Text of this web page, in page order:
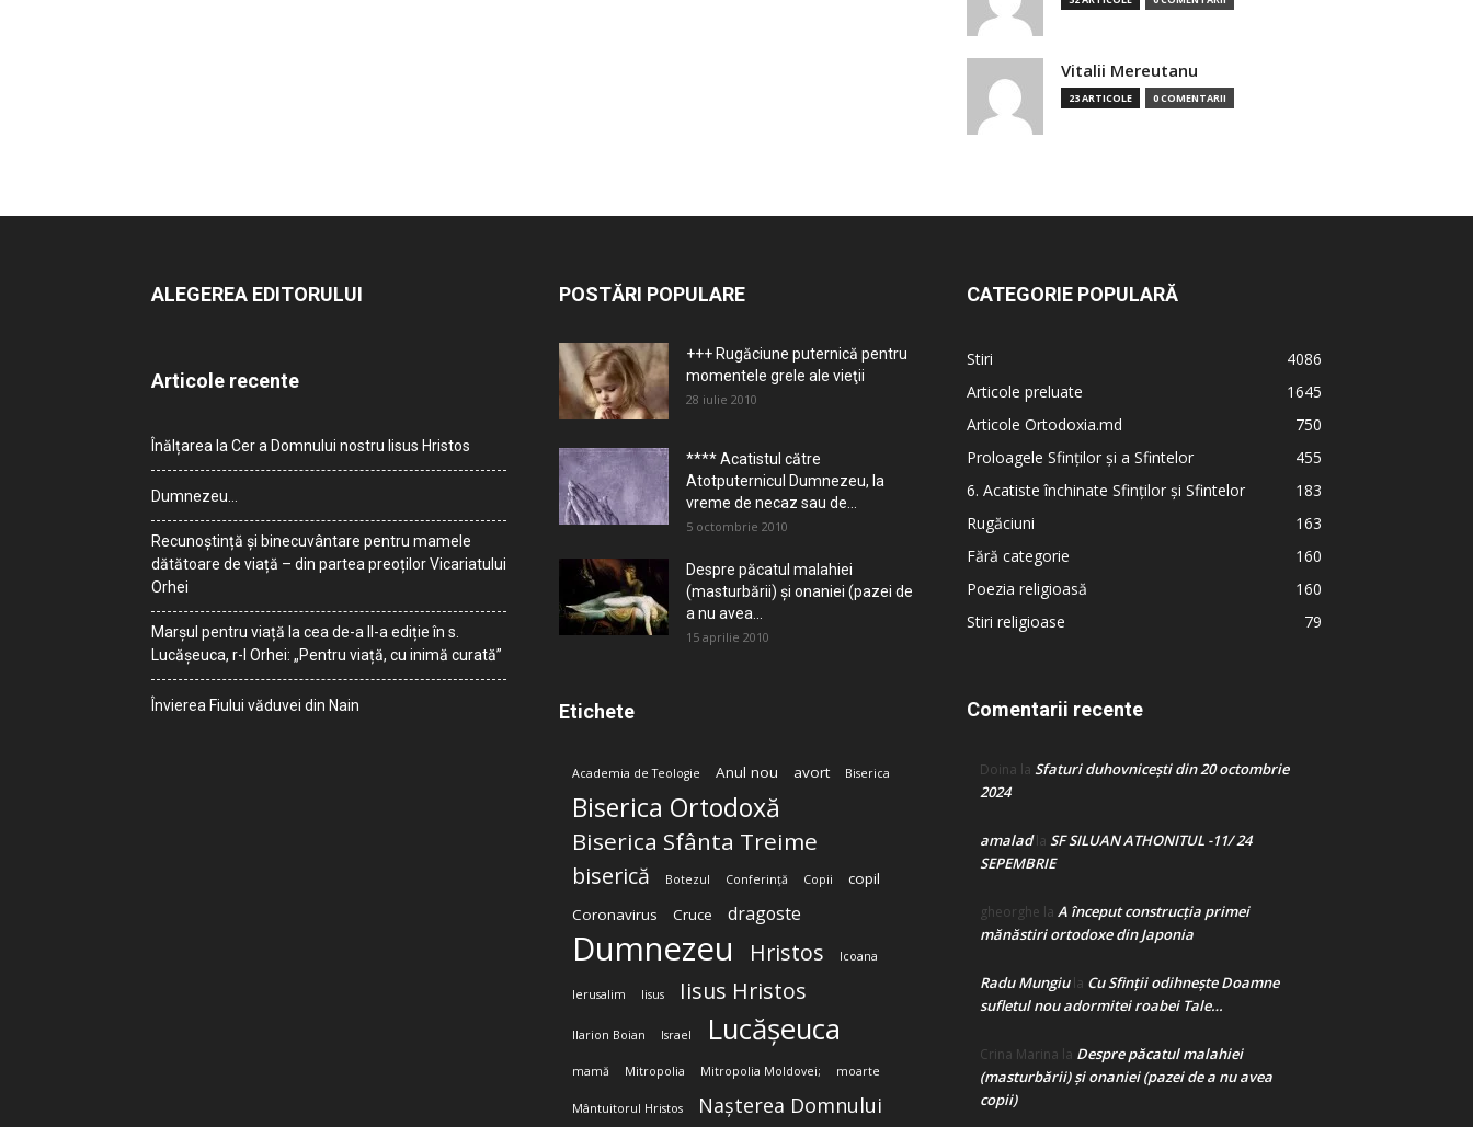
Vitalii Mereutanu
23 ARTICOLE 0 COMENTARII
ALEGEREA EDITORULUI
Articole recente
Înălțarea la Cer a Domnului nostru Iisus Hristos
Dumnezeu…
Recunoștință și binecuvântare pentru mamele
dătătoare de viață – din partea preoților Vicariatului
Orhei
Marșul pentru viață la cea de-a II-a ediție în s.
Lucășeuca, r-l Orhei: „Pentru viață, cu inimă curată”
Învierea Fiului văduvei din Nain
POSTĂRI POPULARE
+++ Rugăciune puternică pentru
momentele grele ale vieţii
28 iulie 2010
**** Acatistul către
Atotputernicul Dumnezeu, la
vreme de necaz sau de...
5 octombrie 2010
Despre păcatul malahiei
(masturbării) şi onaniei (pazei de
a nu avea...
15 aprilie 2010
Etichete
Academia de Teologie Anul nou avort Biserica
Biserica Ortodoxă
Biserica Sfânta Treime
biserică Botezul Conferință Copii
copil
Coronavirus
Cruce dragoste
Dumnezeu Hristos Icoana
Ierusalim Iisus Iisus Hristos
Ilarion Boian Israel Lucășeuca
mamă Mitropolia Mitropolia Moldovei; moarte
Mântuitorul Hristos Nașterea Domnului
CATEGORIE POPULARĂ
Stiri
4086
Articole preluate
1645
Articole Ortodoxia.md
750
Proloagele Sfinților și a Sfintelor
455
6. Acatiste închinate Sfinților și Sfintelor
183
Rugăciuni
163
Fără categorie
160
Poezia religioasă
160
Stiri religioase
79
Comentarii recente
Doina la Sfaturi duhovnicești din 20 octombrie
2024
amaladla SF SILUAN ATHONITUL -11/ 24
SEPEMBRIE
gheorghe la A început construcţia primei
mănăstiri ortodoxe din Japonia
Radu Mungiula Cu Sfinții odihnește Doamne
sufletul nou adormitei roabei Tale…
Crina Marina la Despre păcatul malahiei
(masturbării) şi onaniei (pazei de a nu avea
copii)